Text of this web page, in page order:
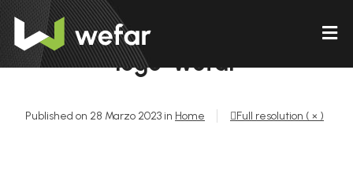
logo-wefar
Published on 28 Marzo 2023 in Home Full resolution ( × )